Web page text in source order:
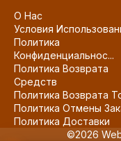
О Нас
Условия
Политика
Конфиденциальнос...
Политика Возврата
Средств
Политика Возврата
Политика Отмены
Политика Доставки
©2026